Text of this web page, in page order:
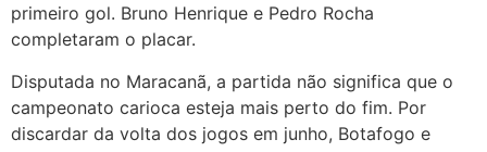
primeiro gol. Bruno Henrique e Pedro Rocha
completaram o placar.
Disputada no Maracanã, a partida não significa que o
campeonato carioca esteja mais perto do fim. Por
discardar da volta dos jogos em junho, Botafogo e